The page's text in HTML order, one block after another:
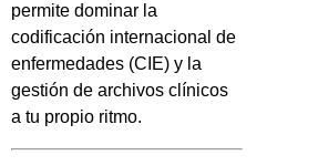
permite dominar la
codificación internacional de
enfermedades (CIE) y la
gestión de archivos clínicos
a tu propio ritmo.